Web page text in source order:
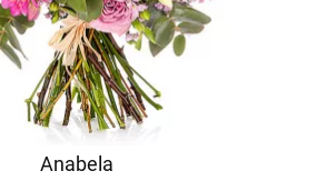
Anabela